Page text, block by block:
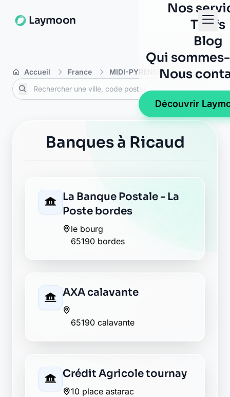
Laymoon
Nos
Tarifs
Blog
Qui
Nous
Découvrir
Accueil France MIDI-PYRENEES Hautes-
Banques à Ricaud
La Banque Postale - La
Poste bordes
le bourg
65190 bordes
AXA calavante
65190 calavante
Crédit Agricole tournay
10 place astarac